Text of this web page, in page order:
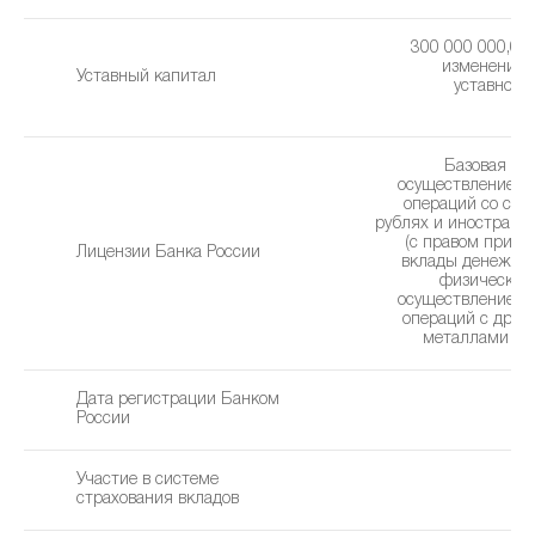
Уставный капитал
300 000 000,00
изменения
уставного
Лицензии Банка России
Базовая
осуществление
операций со
рублях и
(с правом
вклады
осуществление
операций с
металлами
Дата регистрации Банком
России
Участие в системе
страхования вкладов